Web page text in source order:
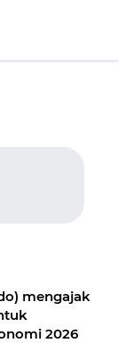
mengajak
2026